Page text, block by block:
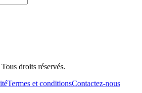
Tous droits réservés.
Termes et conditionsContactez-nous